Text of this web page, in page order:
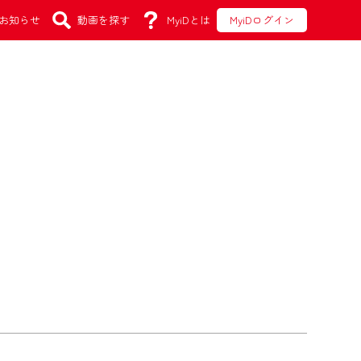
お知らせ 動画を探す MyiDとは MyiDログイン